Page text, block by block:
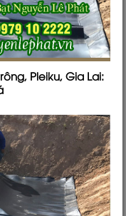
Pleiku, Gia Lai: